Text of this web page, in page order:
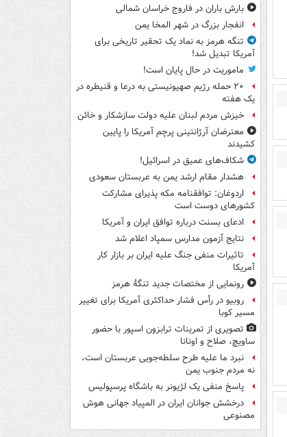
بارش باران در فاروج خراسان شمالی
انفجار بزرگ در شهر المخا یمن
تنگه هرمز به نماد یک تحقیر تاریخی برای
آمریکا تبدیل شد!
ماموریت در حال پایان است!
۲۰ حمله رژیم صهیونیستی به درعا و قنیطره در
یک هفته
خیزش مردم لبنان علیه دولت سازشکار و خائن
معترضان آرژانتینی پرچم آمریکا را پایین
کشیدند
شکاف‌های عمیق در اسرائیل!
هشدار مقام ارشد یمن به عربستان سعودی
اردوغان: توافقنامه مکه پذیرای مشارکت
کشورهای دوست است
ادعای بسنت درباره توافق ایران و آمریکا
نتایج آزمون مدارس سمپاد اعلام شد
تاثیرات منفی جنگ علیه ایران بر بازار کار
آمریکا
رونمایی از مختصات جدید تنگۀ هرمز
روبیو در رأس فشار حداکثری آمریکا برای تغییر
مسیر کوبا
تصویری از تمرینات ترابزون اسپور با حضور
ساویچ، صلاح و اونانا
نبرد ما علیه طرح سلطه‌جویی عربستان است،
نه مردم جنوب یمن
پاسخ منفی یک لژیونر به باشگاه پرسپولیس
درخشش جوانان ایران در المپیاد جهانی هوش
مصنوعی